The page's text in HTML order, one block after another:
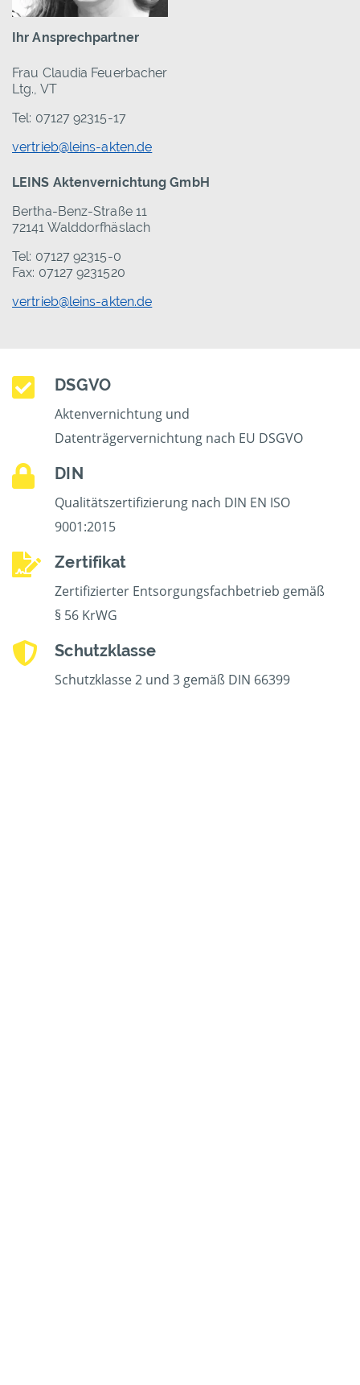
Ihr Ansprechpartner
Frau Claudia Feuerbacher
Ltg., VT
Tel: 07127 92315-17
vertrieb@leins-akten.de
LEINS Aktenvernichtung GmbH
Bertha-Benz-Straße 11
72141 Walddorfhäslach
Tel: 07127 92315-0
Fax: 07127 9231520
vertrieb@leins-akten.de
DSGVO
Aktenvernichtung und
Datenträgervernichtung nach EU DSGVO
DIN
Qualitätszertifizierung nach DIN EN ISO
9001:2015
Zertifikat
Zertifizierter Entsorgungsfachbetrieb gemäß
§ 56 KrWG
Schutzklasse
Schutzklasse 2 und 3 gemäß DIN 66399